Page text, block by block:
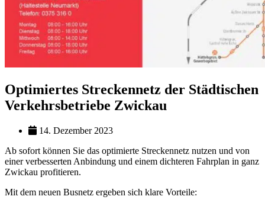
Optimiertes Streckennetz der Städtischen
Verkehrsbetriebe Zwickau
14. Dezember 2023
Ab sofort können Sie das optimierte Streckennetz nutzen und von
einer verbesserten Anbindung und einem dichteren Fahrplan in ganz
Zwickau profitieren.
Mit dem neuen Busnetz ergeben sich klare Vorteile: